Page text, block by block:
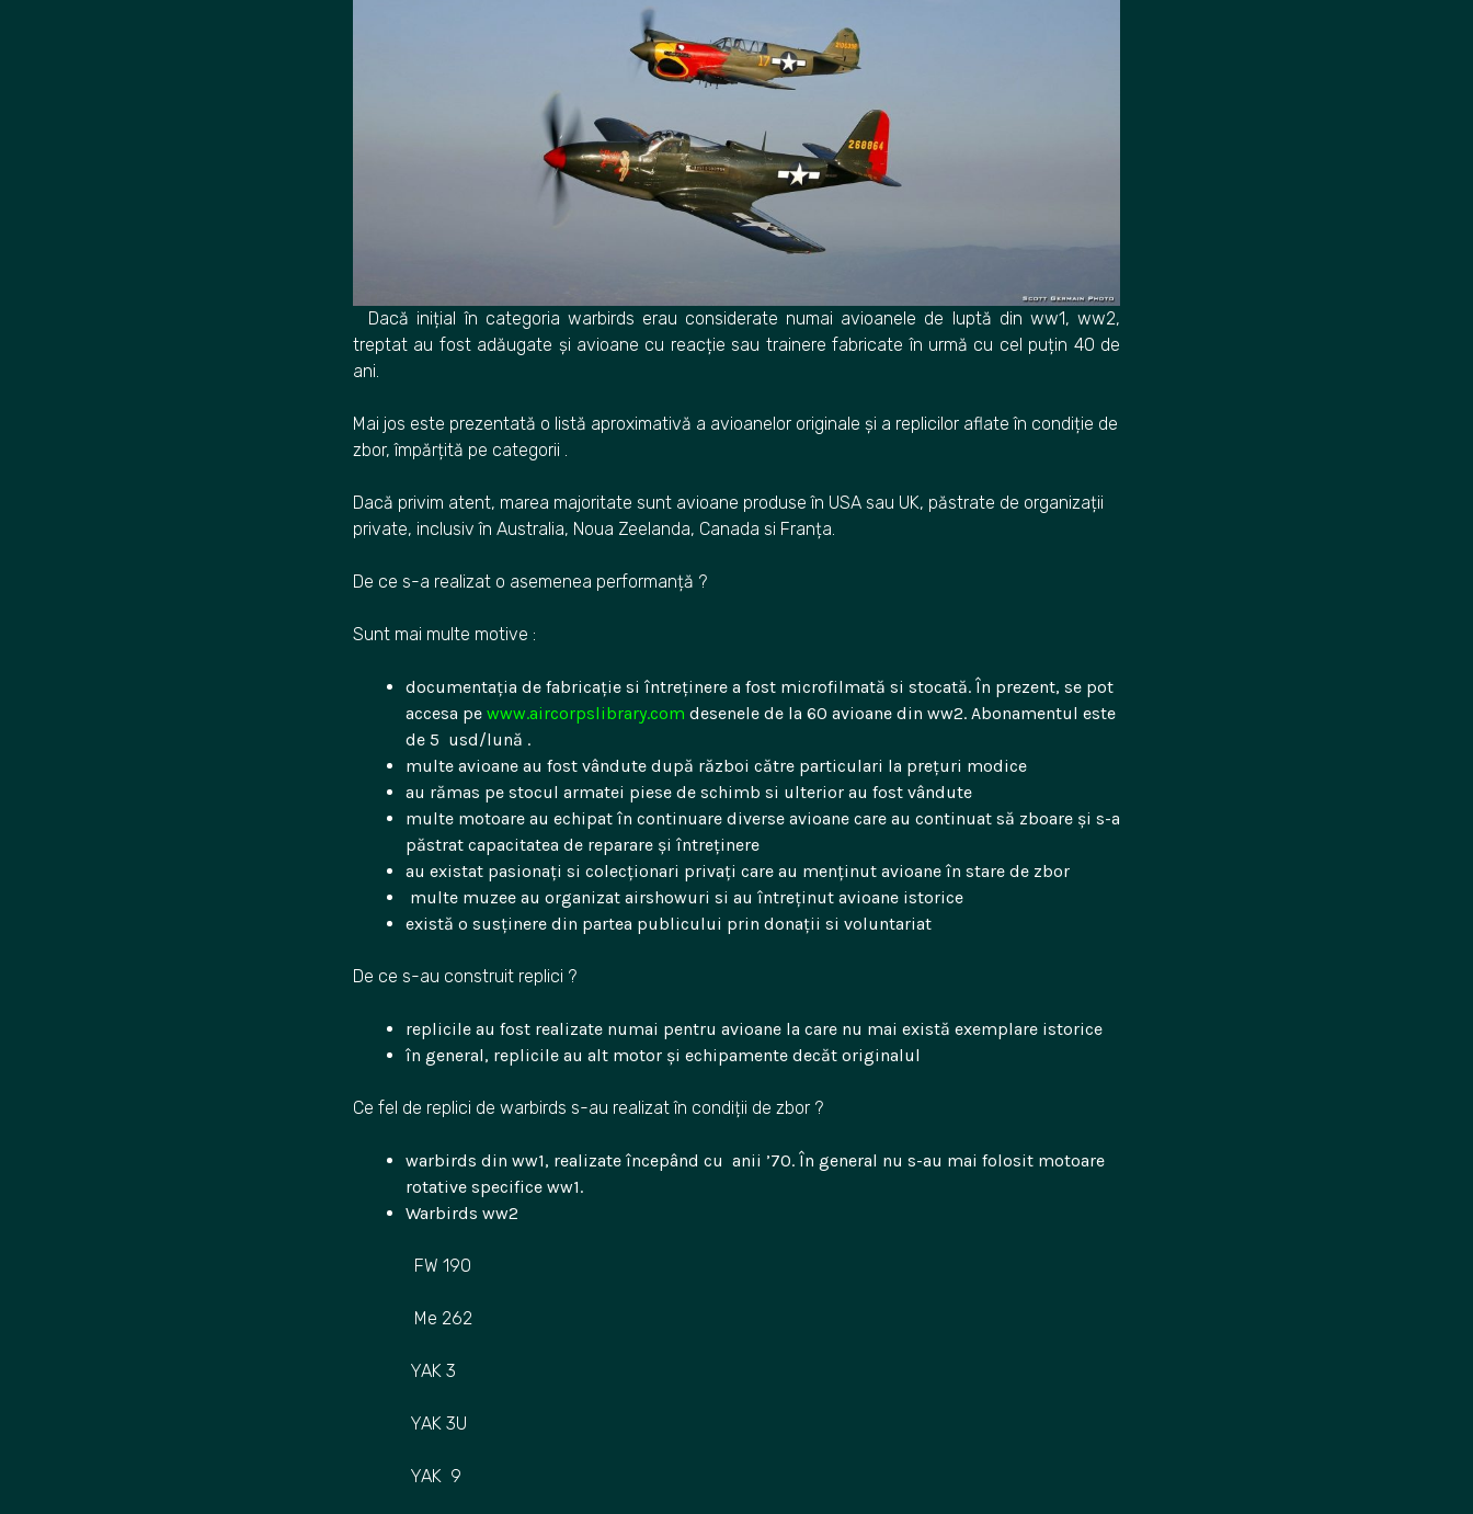
Dacă inițial în categoria warbirds erau considerate numai avioanele de luptă din ww1, ww2,
treptat au fost adăugate și avioane cu reacție sau trainere fabricate în urmă cu cel puțin 40 de
ani.
Mai jos este prezentată o listă aproximativă a avioanelor originale și a replicilor aflate în condiție de
zbor, împărțită pe categorii .
Dacă privim atent, marea majoritate sunt avioane produse în USA sau UK, păstrate de organizații
private, inclusiv în Australia, Noua Zeelanda, Canada si Franța.
De ce s-a realizat o asemenea performanță ?
Sunt mai multe motive :
documentația de fabricație si întreținere a fost microfilmată si stocată. În prezent, se pot
accesa pe www.aircorpslibrary.com desenele de la 60 avioane din ww2. Abonamentul este
de 5 usd/lună .
multe avioane au fost vândute după război către particulari la prețuri modice
au rămas pe stocul armatei piese de schimb si ulterior au fost vândute
multe motoare au echipat în continuare diverse avioane care au continuat să zboare și s-a
păstrat capacitatea de reparare și întreținere
au existat pasionați si colecționari privați care au menținut avioane în stare de zbor
multe muzee au organizat airshowuri si au întreținut avioane istorice
există o susținere din partea publicului prin donații si voluntariat
De ce s-au construit replici ?
replicile au fost realizate numai pentru avioane la care nu mai există exemplare istorice
în general, replicile au alt motor și echipamente decăt originalul
Ce fel de replici de warbirds s-au realizat în condiții de zbor ?
warbirds din ww1, realizate începând cu anii ’70. În general nu s-au mai folosit motoare
rotative specifice ww1.
Warbirds ww2
FW 190
Me 262
YAK 3
YAK 3U
YAK 9